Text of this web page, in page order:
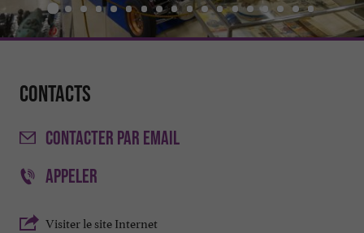
Contacts
CONTACTER PAR EMAIL
APPELER
Visiter le site Internet